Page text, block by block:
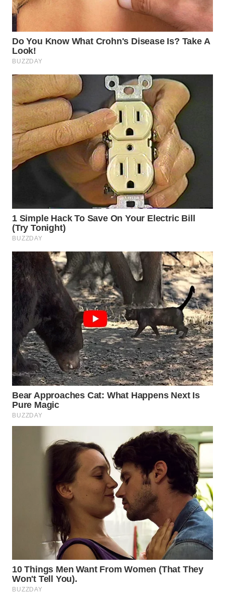
SUMEDANG
WN
CIANJUR
WN
KEPULAUAN
SERIBU
TANGERANG
WN
CIREBON
WN
WN
KUNINGAN
WN
MAJALENGKA
WN
SUBANG
WN
SUKABUMI
WN
WN
BOROBUDUR